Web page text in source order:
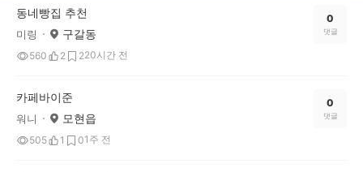
동네빵집 추천
미링 구갈동
560 2 220시간 전
0
댓글
카페바이준
워니 모현읍
505 1 01주 전
0
댓글